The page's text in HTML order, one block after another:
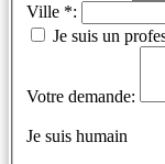
Ville *:
Je suis un
Votre demande:
Je suis humain